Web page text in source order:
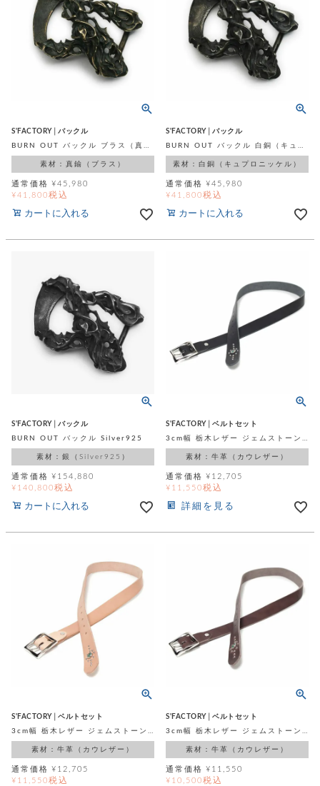
S'FACTORY│バックル
BURN OUT バックル ブラス（真鍮）
素材：真鍮（ブラス）
通常価格 ¥45,980
¥41,800税込
カートに入れる
S'FACTORY│バックル
BURN OUT バックル 白銅（キュプロニッケル）
素材：白銅（キュプロニッケル）
通常価格 ¥45,980
¥41,800税込
カートに入れる
S'FACTORY│バックル
BURN OUT バックル Silver925
素材：銀（Silver925）
通常価格 ¥ 154,880
¥ 140,800税込
カートに入れる
S'FACTORY│ベルトセット
3cm幅 栃木レザー ジェムストーンベルト ブラック バックルセット
素材：牛革（カウレザー）
通常価格 ¥ 12,705
¥ 11,550税込
詳細を見る
S'FACTORY│ベルトセット
3cm幅 栃木レザー ジェムストーンベルト ナチュラル バックルセット
素材：牛革（カウレザー）
通常価格 ¥ 12,705
¥ 11,550税込
S'FACTORY│ベルトセット
3cm幅 栃木レザー ジェムストーンベルト ブラウン バックルセット
素材：牛革（カウレザー）
通常価格 ¥ 11,550
¥ 10,500税込